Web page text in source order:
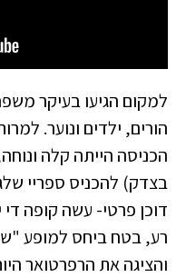
למקום הגיעו בעיקר
הורים, ילדים ונוער.
הכניסה הייתה קלה
בצדק) להכניס ספריי
דוכן פרטי- עשה קופה די
רע, בטח ביחס למופע
והציגה את הרפרטואר